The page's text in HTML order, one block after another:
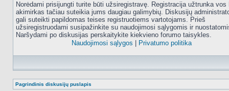
Norėdami prisijungti turite būti užsiregistravę. Registracija užtrunka vos
akimirkas tačiau suteikia jums daugiau galimybių. Diskusijų
gali suteikti papildomas teises registruotiems vartotojams. Prieš
užsiregistruodami susipažinkite su naudojimosi sąlygomis ir
Naršydami po diskusijas perskaitykite kiekvieno forumo taisykles.
Naudojimosi sąlygos
Privatumo politika
Pagrindinis diskusijų puslapis